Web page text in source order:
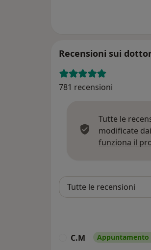
Recensioni sui
781 recensioni
Tutte le
modificate
funziona il
C.M